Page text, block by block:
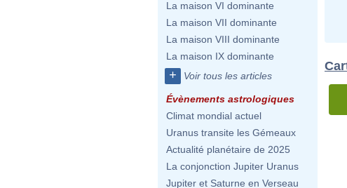
La maison VI dominante
La maison VII dominante
La maison VIII dominante
La maison IX dominante
+ Voir tous les articles
Évènements astrologiques
Climat mondial actuel
Uranus transite les Gémeaux
Actualité planétaire de 2025
La conjonction Jupiter Uranus
Jupiter et Saturne en Verseau